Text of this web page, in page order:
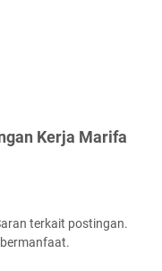
Kerja Marifa
terkait postingan.